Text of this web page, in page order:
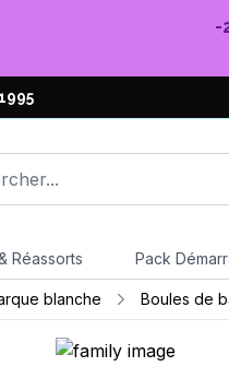
-
Réassorts Pack
blanche Boules de